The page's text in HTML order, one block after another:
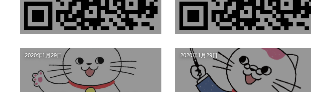
2020年1月29日 2020年1月29日